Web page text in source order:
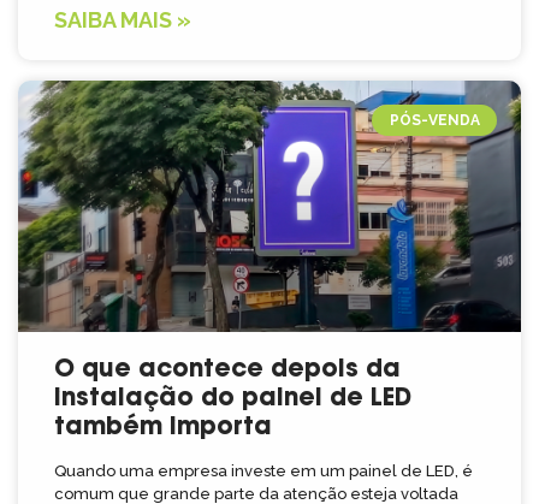
SAIBA MAIS »
PÓS-VENDA
O que acontece depois da
instalação do painel de LED
também importa
Quando uma empresa investe em um painel de LED, é
comum que grande parte da atenção esteja voltada